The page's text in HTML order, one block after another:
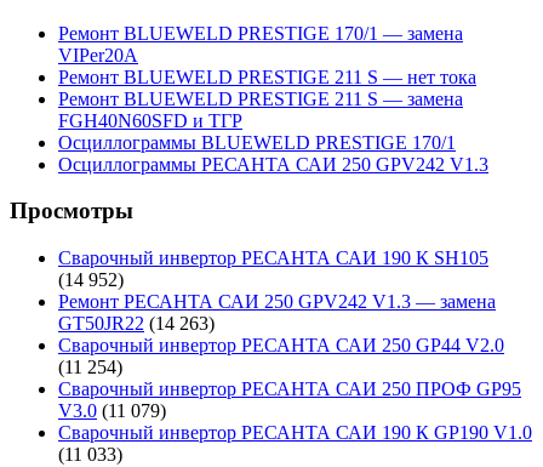
Ремонт BLUEWELD PRESTIGE 170/1 — замена
VIPer20A
Ремонт BLUEWELD PRESTIGE 211 S — нет тока
Ремонт BLUEWELD PRESTIGE 211 S — замена
FGH40N60SFD и ТГР
Осциллограммы BLUEWELD PRESTIGE 170/1
Осциллограммы РЕСАНТА САИ 250 GPV242 V1.3
Просмотры
Сварочный инвертор РЕСАНТА САИ 190 К SH105
(14 952)
Ремонт РЕСАНТА САИ 250 GPV242 V1.3 — замена
GT50JR22 (14 263)
Сварочный инвертор РЕСАНТА САИ 250 GP44 V2.0
(11 254)
Сварочный инвертор РЕСАНТА САИ 250 ПРОФ GP95
V3.0 (11 079)
Сварочный инвертор РЕСАНТА САИ 190 К GP190 V1.0
(11 033)